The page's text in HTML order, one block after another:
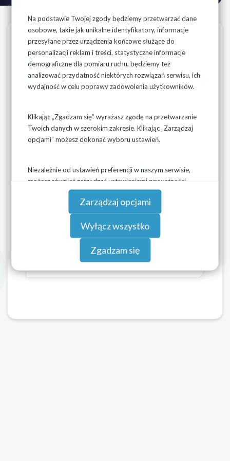
Na podstawie Twojej zgody będziemy przetwarzać dane
osobowe, takie jak unikalne identyfikatory, informacje
przesyłane przez urządzenia końcowe służące do
personalizacji reklam i treści, statystyczne informacje
demograficzne dla pomiaru ruchu, będziemy też
analizować przydatność niektórych rozwiązań serwisu, ich
wydajność w celu poprawy zadowolenia użytkowników.
Klikając „Zgadzam się” wyrażasz zgodę na przetwarzanie
Twoich danych w szerokim zakresie. Klikając „Zarządzaj
opcjami” możesz dokonać wyboru ustawień.
Niezależnie od ustawień preferencji w naszym serwisie,
możesz również zarządzać ustawieniami prywatności
swojej przeglądarki. Więcej informacji o przetwarzaniu
danych znajdziesz wPolityce prywatności.
Zarządzaj opcjami
Wyłącz wszystko
Zgadzam się
Taryfa Gminy Piątnica
Ceny i stawki opłat dla zbiorowego zaopatrzenia w wodę
i zbiorowego odprowadzania ścieków na terenie Gminy
Piątnicazostały zatwierdzone przez: Państwowe
decyzją znak B.RZT.70.149.2024 z dnia 27 grudnia 2024 r.
Zgodnie z art. 24i ust. 1 ustawy z dnia 7 czerwca 2001 r. o
opłat obowiązują od dnia 01.01.2025 r.przez okres 18
miesięcy.
Pliki do pobrania
Decyzja B.RZT.70.149.2024.pdf